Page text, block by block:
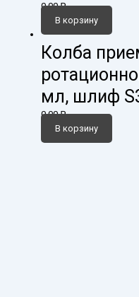
0,00₽
В корзину
Колба
мл, шлиф
0,00₽
В корзину